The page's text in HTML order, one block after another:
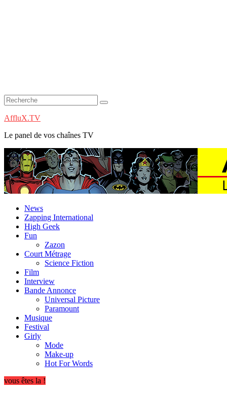
AffluX.TV
Le panel de vos chaînes TV
News
Zapping International
High Geek
Fun
Zazon
Court Métrage
Science Fiction
Film
Interview
Bande Annonce
Universal Picture
Paramount
Musique
Festival
Girly
Mode
Make-up
Hot For Words
vous êtes la !